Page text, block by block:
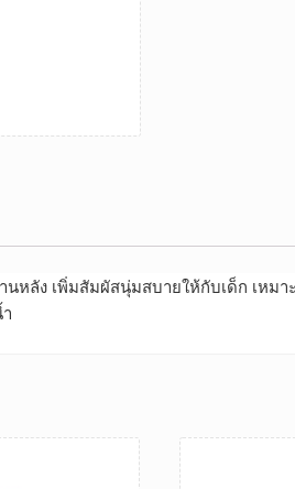
หลัง เพิ่มสัมผัสนุ่มสบายให้กับเด็ก เหม